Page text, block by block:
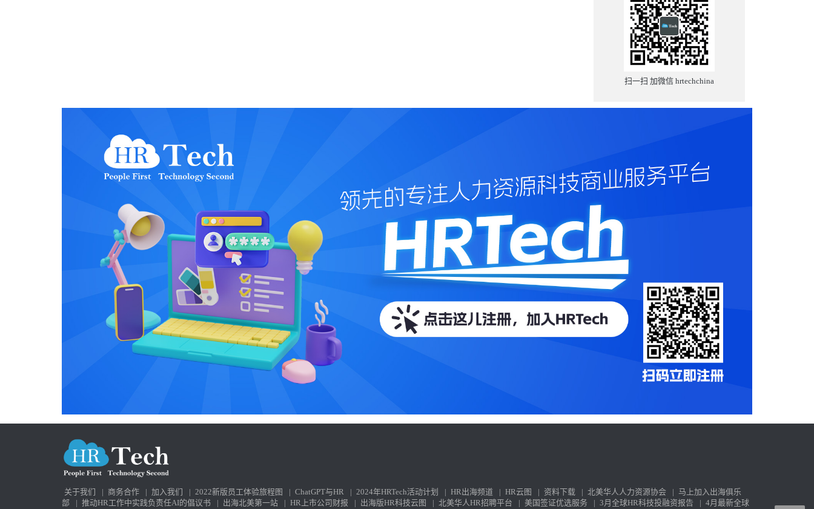
扫一扫 加微信 hrtechchina
关于我们 | 商务合作 | 加入我们 | 2022新版员工体验旅程图 | ChatGPT与HR | 2024年HRTech活动计划 | HR出海频道 | HR云图 | 资料下载 | 北美华人人力资源协会 | 马上加入出海俱乐
部
| 推动HR工作中实践负责任AI的倡议书 | 出海北美第一站 | HR上市公司财报 | 出海版HR科技云图 | 北美华人HR招聘平台 | 美国签证优选服务 | 3月全球HR科技投融资报告 | 4月最新全球